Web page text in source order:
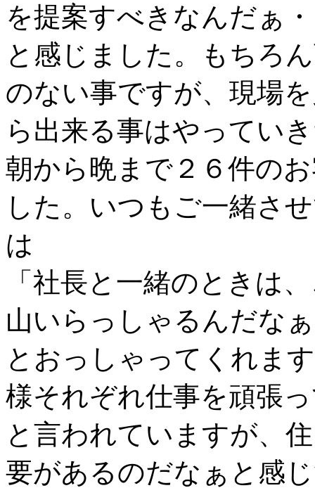
を提案すべきなんだぁ
と感じました。もちろ
のない事ですが、現場
ら出来る事はやってい
朝から晩まで２６件の
した。いつもご一緒さ
は
「社長と一緒のときは
山いらっしゃるんだな
とおっしゃってくれま
様それぞれ仕事を頑張
と言われていますが、
要があるのだなぁと感